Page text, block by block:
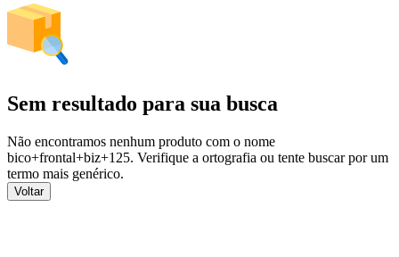
Sem resultado para sua busca
Não encontramos nenhum produto com o nome
bico+frontal+biz+125. Verifique a ortografia ou tente buscar por um
termo mais genérico.
Voltar